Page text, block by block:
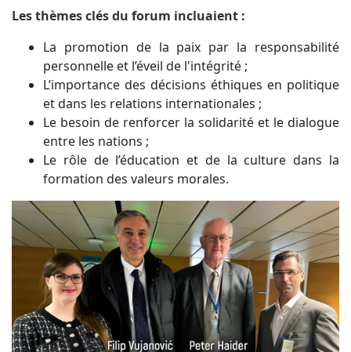
Les thèmes clés du forum incluaient :
La promotion de la paix par la responsabilité
personnelle et l’éveil de l'intégrité ;
L’importance des décisions éthiques en politique
et dans les relations internationales ;
Le besoin de renforcer la solidarité et le dialogue
entre les nations ;
Le rôle de l’éducation et de la culture dans la
formation des valeurs morales.